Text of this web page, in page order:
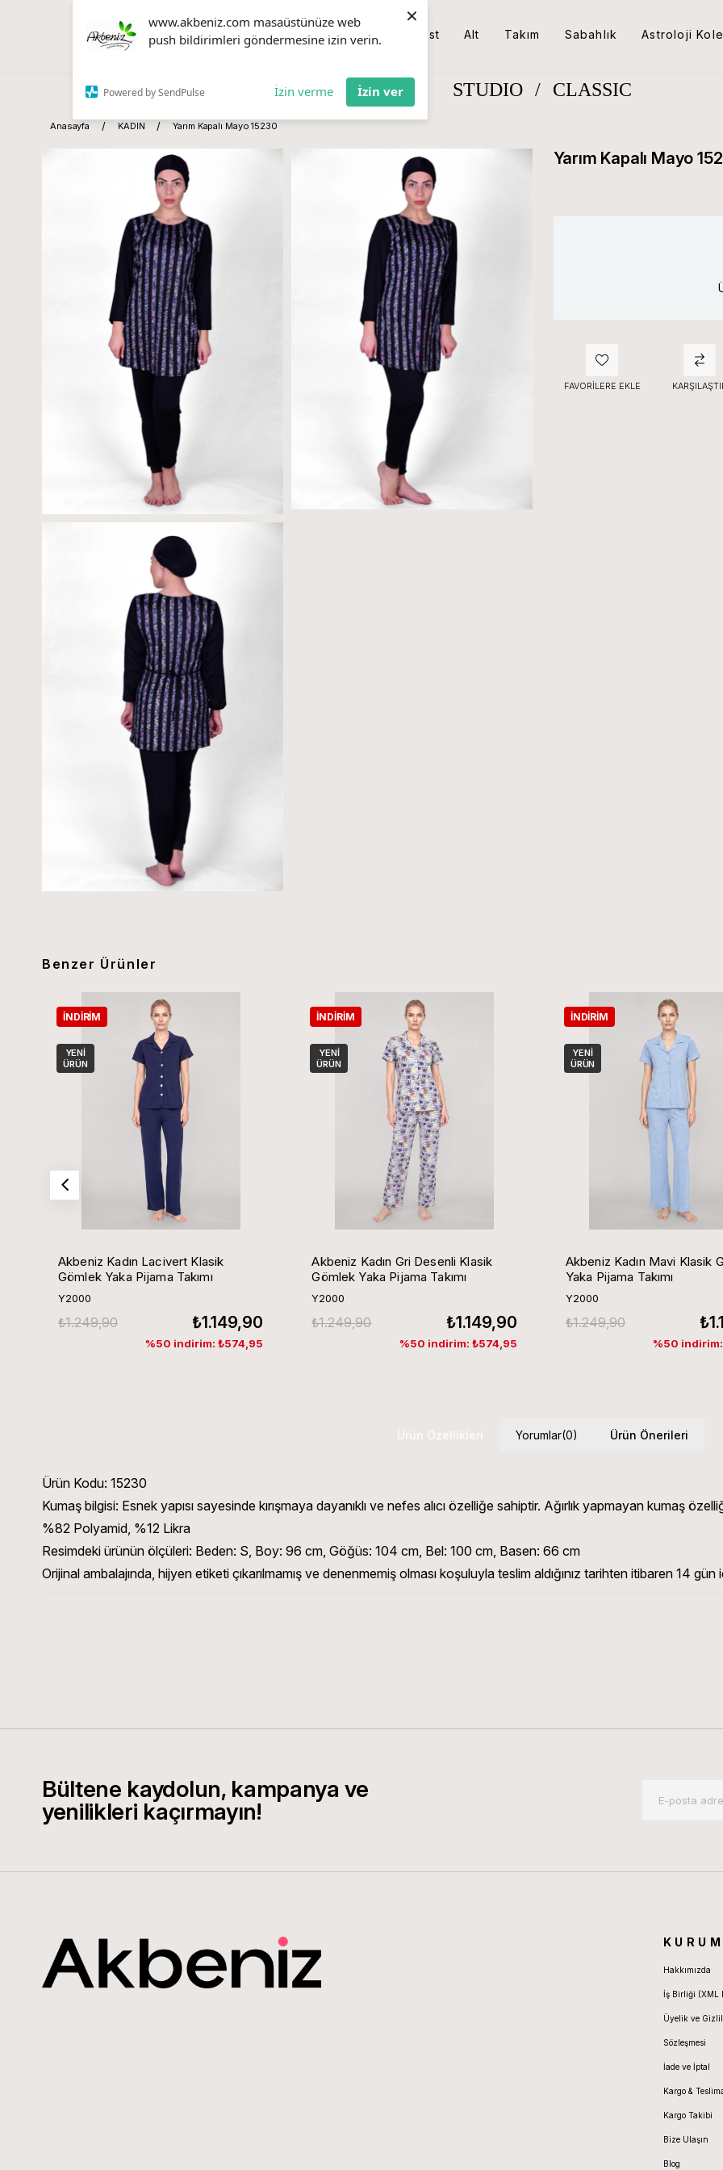
www.akbeniz.com masaüstünüze web
push bildirimleri göndermesine izin verin.
Powered by SendPulse İzin verme İzin ver
×
Üst Alt Takım Sabahlık Astroloji
STUDIO / CLASSIC
Anasayfa KADIN Yarım Kapalı Mayo 15230
Yarım Kapalı Mayo
FAVORILERE EKLE
Benzer Ürünler
Akbeniz Kadın Lacivert Klasik
Gömlek Yaka Pijama Takımı
Y2000
₺1.149,90
₺1.249,90
%50 indirim: ₺574,95
İNDIRIM
YENI
ÜRÜN
Akbeniz Kadın Gri Desenli Klasik
Gömlek Yaka Pijama Takımı
Y2000
₺1.149,90
₺1.249,90
%50 indirim: ₺574,95
İNDIRIM
YENI
ÜRÜN
Akbeniz Kadın Mavi Klasik
Yaka Pijama Takımı
Y2000
₺1.249,90
%50
İNDIRIM
YENI
ÜRÜN
Ürün Özellikleri Yorumlar(0) Ürün Önerileri
Ürün Kodu: 15230
Kumaş bilgisi: Esnek yapısı sayesinde kırışmaya dayanıklı ve nefes alıcı özelliğe sahiptir. Ağırlık yapmayan kumaş
%82 Polyamid, %12 Likra
Resimdeki ürünün ölçüleri: Beden: S, Boy: 96 cm, Göğüs: 104 cm, Bel: 100 cm, Basen: 66 cm
Orijinal ambalajında, hijyen etiketi çıkarılmamış ve denenmemiş olması koşuluyla teslim aldığınız tarihten itibaren 14
Bültene kaydolun, kampanya ve
yenilikleri kaçırmayın!
Hakkımızda
İş Birliği (XML
Üyelik ve
Sözleşmesi
İade ve İptal
Kargo &
Kargo Takibi
Bize Ulaşın
Blog